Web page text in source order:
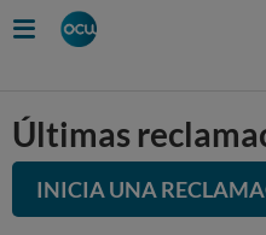
Últimas
INICIA UNA